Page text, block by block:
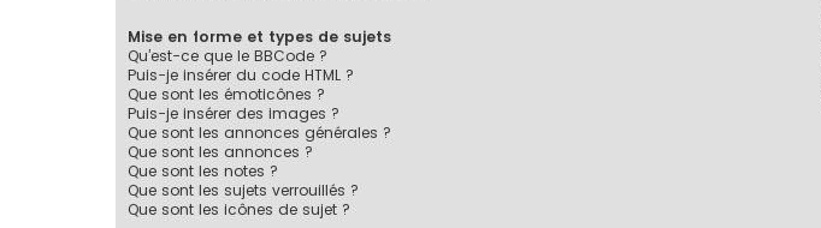
Mise en forme et types de sujets
Qu’est-ce que le BBCode ?
Puis-je insérer du code HTML ?
Que sont les émoticônes ?
Puis-je insérer des images ?
Que sont les annonces générales ?
Que sont les annonces ?
Que sont les notes ?
Que sont les sujets verrouillés ?
Que sont les icônes de sujet ?